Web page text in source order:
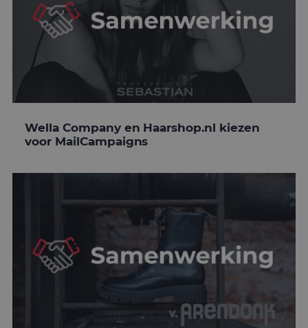
Wella Company en Haarshop.nl kiezen
voor MailCampaigns